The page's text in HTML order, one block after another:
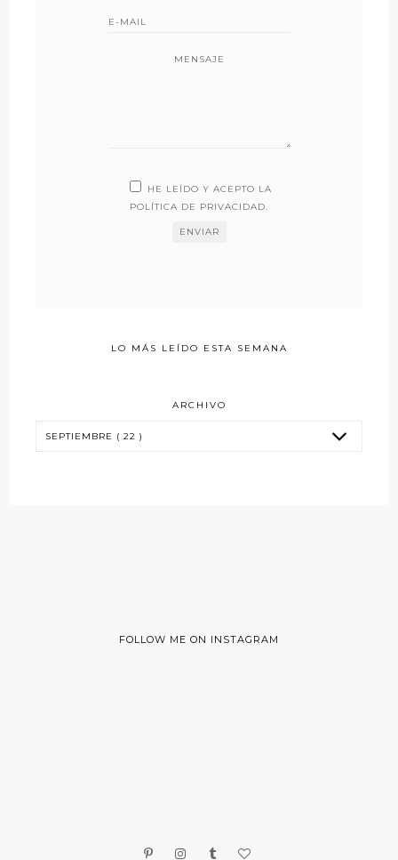
MENSAJE
HE LEÍDO Y ACEPTO LA
POLÍTICA DE PRIVACIDAD.
LO MÁS LEÍDO ESTA SEMANA
ARCHIVO
FOLLOW ME ON INSTAGRAM